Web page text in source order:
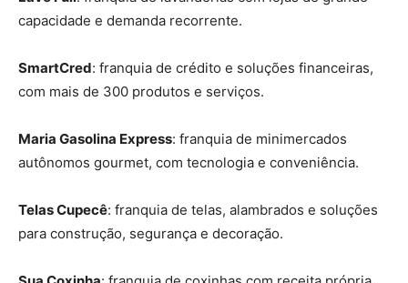
capacidade e demanda recorrente.
SmartCred: franquia de crédito e soluções financeiras,
com mais de 300 produtos e serviços.
Maria Gasolina Express: franquia de minimercados
autônomos gourmet, com tecnologia e conveniência.
Telas Cupecê: franquia de telas, alambrados e soluções
para construção, segurança e decoração.